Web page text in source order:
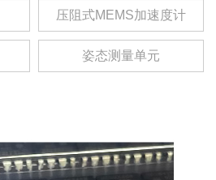
压阻式MEMS加速度计
姿态测量单元